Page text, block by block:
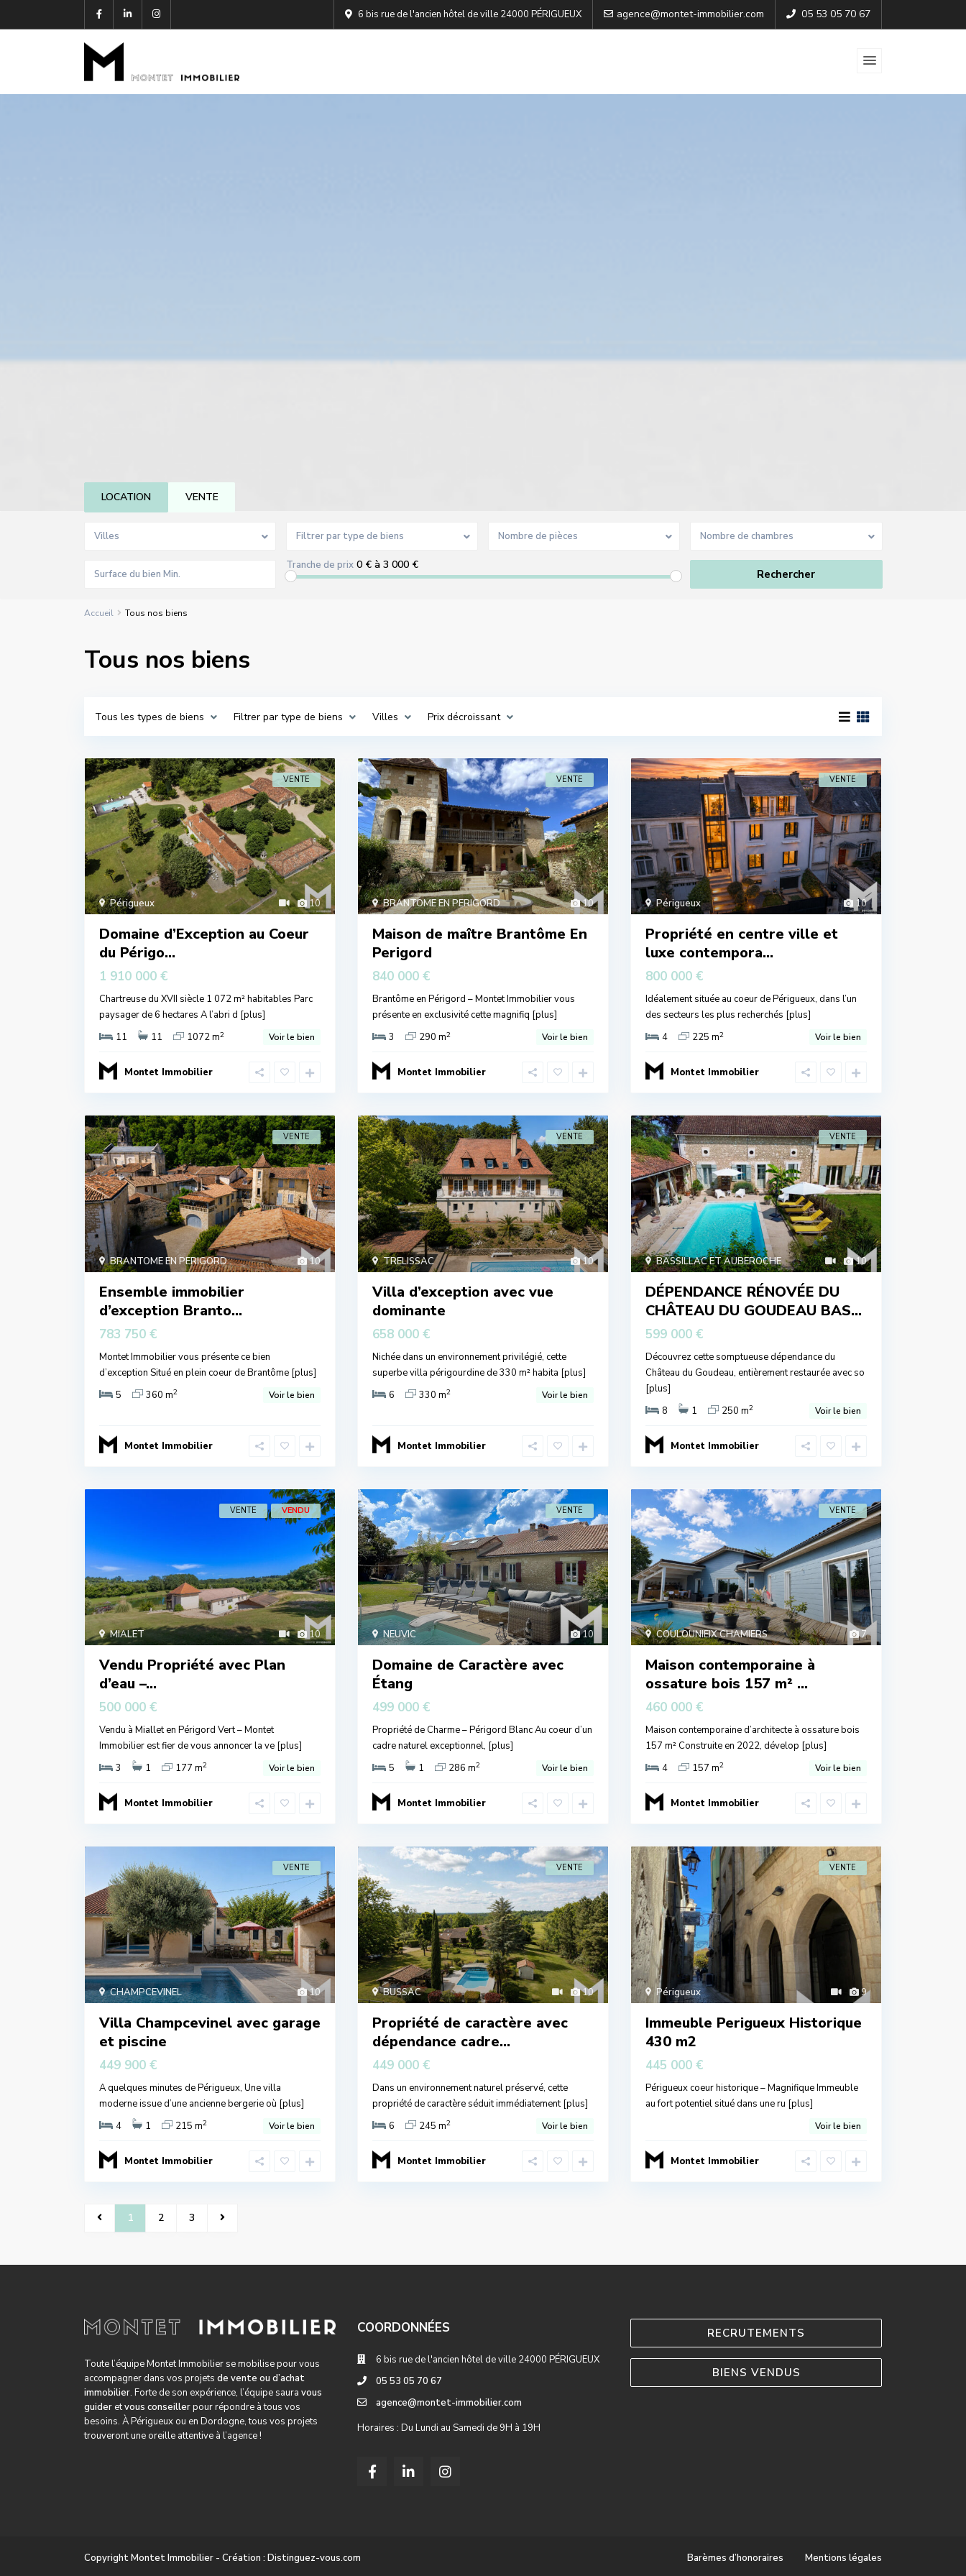
6 bis rue de l'ancien hôtel de ville 24000 PÉRIGUEUX agence@montet-immobilier.com 05 53 05 70 67
LOCATION VENTE
Villes Filtrer par type de biens Nombre de pièces Nombre de chambres
Tranche de prix 0 € à 3 000 €
Accueil Tous nos biens
Tous nos biens
Tous les types de biens Filtrer par type de biens Villes Prix décroissant
10
Périgueux
VENTE
Domaine d’Exception au Coeur
du Périgo...
1 910 000 €
Chartreuse du XVII siècle 1 072 m² habitables Parc
paysager de 6 hectares A l’abri d [plus]
11
11 1072 m2 Voir le bien
Montet Immobilier
10
BRANTOME EN PERIGORD
VENTE
Maison de maître Brantôme En
Perigord
840 000 €
Brantôme en Périgord – Montet Immobilier vous
présente en exclusivité cette magnifiq [plus]
3
290 m2 Voir le bien
Montet Immobilier
10
Périgueux
VENTE
Propriété en centre ville et
luxe contempora...
800 000 €
Idéalement située au coeur de Périgueux, dans l’un
des secteurs les plus recherchés [plus]
4
225 m2 Voir le bien
Montet Immobilier
10
BRANTOME EN PERIGORD
VENTE
Ensemble immobilier
d’exception Branto...
783 750 €
Montet Immobilier vous présente ce bien
d’exception Situé en plein coeur de Brantôme [plus]
5
360 m2 Voir le bien
Montet Immobilier
10
TRELISSAC
VENTE
Villa d’exception avec vue
dominante
658 000 €
Nichée dans un environnement privilégié, cette
superbe villa périgourdine de 330 m² habita [plus]
6
330 m2 Voir le bien
Montet Immobilier
10
BASSILLAC ET AUBEROCHE
VENTE
DÉPENDANCE RÉNOVÉE DU
CHÂTEAU DU GOUDEAU BAS...
599 000 €
Découvrez cette somptueuse dépendance du
Château du Goudeau, entièrement restaurée avec so
[plus]
8
1 250 m2 Voir le bien
Montet Immobilier
10
MIALET
VENTE VENDU
Vendu Propriété avec Plan
d’eau –...
500 000 €
Vendu à Miallet en Périgord Vert – Montet
Immobilier est fier de vous annoncer la ve [plus]
3
1 177 m2 Voir le bien
Montet Immobilier
10
NEUVIC
VENTE
Domaine de Caractère avec
Étang
499 000 €
Propriété de Charme – Périgord Blanc Au coeur d’un
cadre naturel exceptionnel, [plus]
5
1 286 m2 Voir le bien
Montet Immobilier
7
COULOUNIEIX CHAMIERS
VENTE
Maison contemporaine à
ossature bois 157 m² ...
460 000 €
Maison contemporaine d’architecte à ossature bois
157 m² Construite en 2022, dévelop [plus]
4
157 m2 Voir le bien
Montet Immobilier
10
CHAMPCEVINEL
VENTE
Villa Champcevinel avec garage
et piscine
449 900 €
A quelques minutes de Périgueux, Une villa
moderne issue d’une ancienne bergerie où [plus]
4
1 215 m2 Voir le bien
Montet Immobilier
10
BUSSAC
VENTE
Propriété de caractère avec
dépendance cadre...
449 000 €
Dans un environnement naturel préservé, cette
propriété de caractère séduit immédiatement[plus]
6
245 m2 Voir le bien
Montet Immobilier
9
Périgueux
VENTE
Immeuble Perigueux Historique
430 m2
445 000 €
Périgueux coeur historique – Magnifique Immeuble
au fort potentiel situé dans une ru [plus]
Voir le bien
Montet Immobilier
1 2 3
Toute l’équipe Montet Immobilier se mobilise pour vous
accompagner dans vos projets de vente ou d’achat
immobilier. Forte de son expérience, l’équipe saura vous
guider etvous conseillerpour répondre à tous vos
besoins. À Périgueux ou en Dordogne, tous vos projets
trouveront une oreille attentive à l’agence !
COORDONNÉES
6 bis rue de l'ancien hôtel de ville 24000 PÉRIGUEUX
05 53 05 70 67
agence@montet-immobilier.com
Horaires : Du Lundi au Samedi de 9H à 19H
RECRUTEMENTS
BIENS VENDUS
Copyright Montet Immobilier - Création : Distinguez-vous.com Barèmes d’honoraires Mentions légales